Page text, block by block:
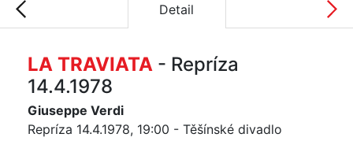
Detail
LA TRAVIATA - Repríza
14.4.1978
Giuseppe Verdi
Repríza 14.4.1978, 19:00 - Těšínské divadlo